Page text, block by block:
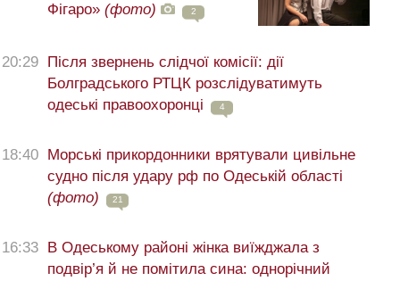
Фігаро» (фото) 2
20:29
Після звернень слідчої комісії: дії
Болградського РТЦК розслідуватимуть
одеські правоохоронці
4
18:40
Морські прикордонники врятували цивільне
судно після удару рф по Одеській області
(фото)
21
16:33
В Одеському районі жінка виїжджала з
подвір’я й не помітила сина: однорічний